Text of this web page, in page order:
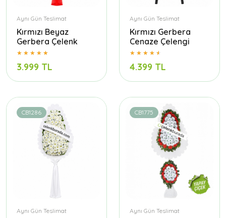
Aynı Gün Teslimat
Kırmızı Beyaz
Gerbera Çelenk
3.999 TL
Aynı Gün Teslimat
Kırmızı Gerbera
Cenaze Çelengi
4.399 TL
CB1286
Aynı Gün Teslimat
CB1775
Aynı Gün Teslimat